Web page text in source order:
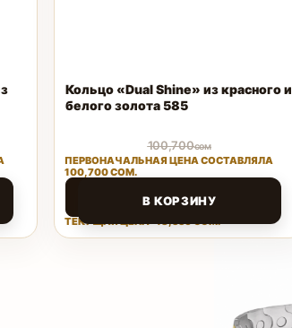
Кольцо «Dual Shine» из красного и
белого золота 585
100,700сом
ПЕРВОНАЧАЛЬНАЯ ЦЕНА СОСТАВЛЯЛА
100,700 СОМ.
ТЕКУЩАЯ ЦЕНА: 48,336 СОМ.
В КОРЗИНУ